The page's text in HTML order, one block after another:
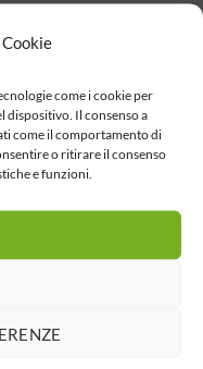
come i cookie per
dispositivo. Il consenso a
come il comportamento di
o ritirare il consenso
e funzioni.